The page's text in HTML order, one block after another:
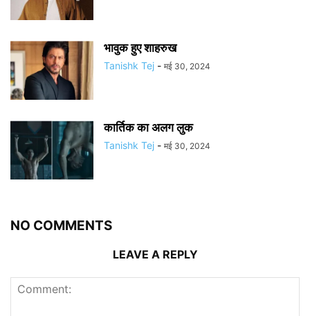
भावुक हुए शाहरुख
Tanishk Tej - मई 30, 2024
कार्तिक का अलग लुक
Tanishk Tej - मई 30, 2024
NO COMMENTS
LEAVE A REPLY